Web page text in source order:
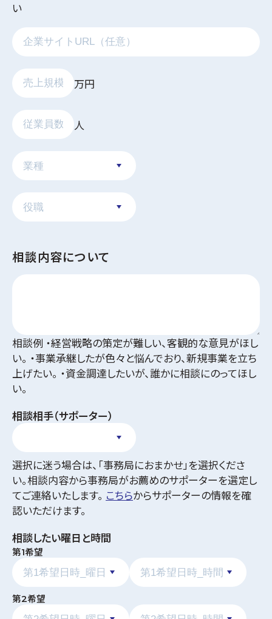
い
万円
人
相談内容について
相談例 ・経営戦略の策定が難しい、客観的な意見がほし
い。 ・事業承継したが色々と悩んでおり、新規事業を立ち
上げたい。 ・資金調達したいが、誰かに相談にのってほし
い。
相談相手（サポーター）
選択に迷う場合は、「事務局におまかせ」を選択くださ
い。相談内容から事務局がお薦めのサポーターを選定し
てご連絡いたします。 こちらからサポーターの情報を確
認いただけます。
相談したい曜日と時間
第1希望
第2希望